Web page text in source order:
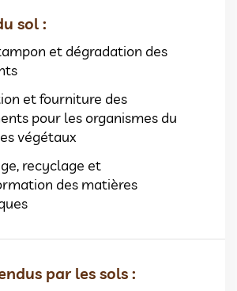
sol :
et dégradation des
et fourniture des
pour les organismes du
végétaux
recyclage et
des matières
par les sols :